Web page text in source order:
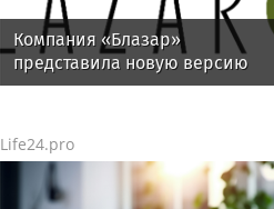
Компания «Блазар»
представила новую версию
системы контроля сетевого
Life24.pro